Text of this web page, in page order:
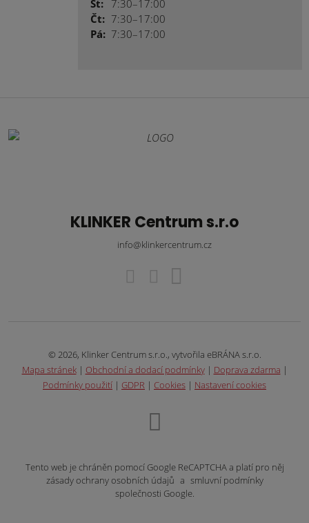
St: 7:30–17:00
Čt: 7:30–17:00
Pá: 7:30–17:00
KLINKER Centrum s.r.o
info@klinkercentrum.cz
© 2026, Klinker Centrum s.r.o., vytvořila eBRÁNA s.r.o.
Mapa stránek| Obchodní a dodací podmínky| Doprava zdarma |
Podmínky použití | GDPR | Cookies | Nastavení cookies
Tento web je chráněn pomocí Google ReCAPTCHA a platí pro něj
zásady ochrany osobních údajů a smluvní podmínky
společnosti Google.